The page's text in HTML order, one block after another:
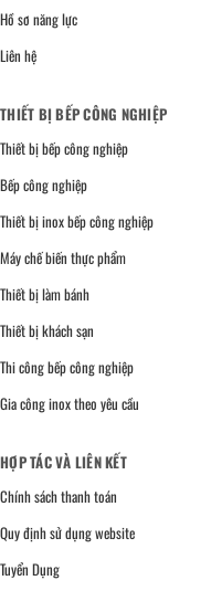
Hồ sơ năng lực
Liên hệ
THIẾT BỊ BẾP CÔNG NGHIỆP
Thiết bị bếp công nghiệp
Bếp công nghiệp
Thiết bị inox bếp công nghiệp
Máy chế biến thực phẩm
Thiết bị làm bánh
Thiết bị khách sạn
Thi công bếp công nghiệp
Gia công inox theo yêu cầu
HỢP TÁC VÀ LIÊN KẾT
Chính sách thanh toán
Quy định sử dụng website
Tuyển Dụng